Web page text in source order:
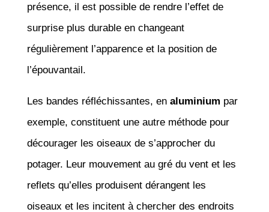
présence, il est possible de rendre l’effet de
surprise plus durable en changeant
régulièrement l’apparence et la position de
l’épouvantail.
Les bandes réfléchissantes, en aluminium par
exemple, constituent une autre méthode pour
décourager les oiseaux de s’approcher du
potager. Leur mouvement au gré du vent et les
reflets qu’elles produisent dérangent les
oiseaux et les incitent à chercher des endroits